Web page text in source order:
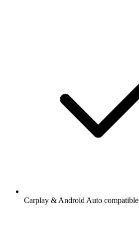
Carplay & Android Auto compatible